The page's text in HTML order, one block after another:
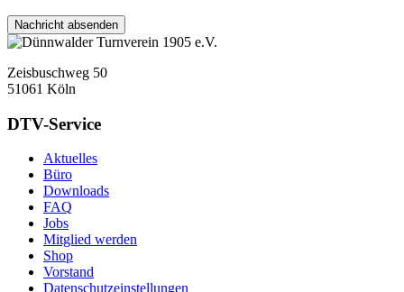
Zeisbuschweg 50
51061 Köln
DTV-Service
Aktuelles
Büro
Downloads
FAQ
Jobs
Mitglied werden
Shop
Vorstand
Datenschutzeinstellungen